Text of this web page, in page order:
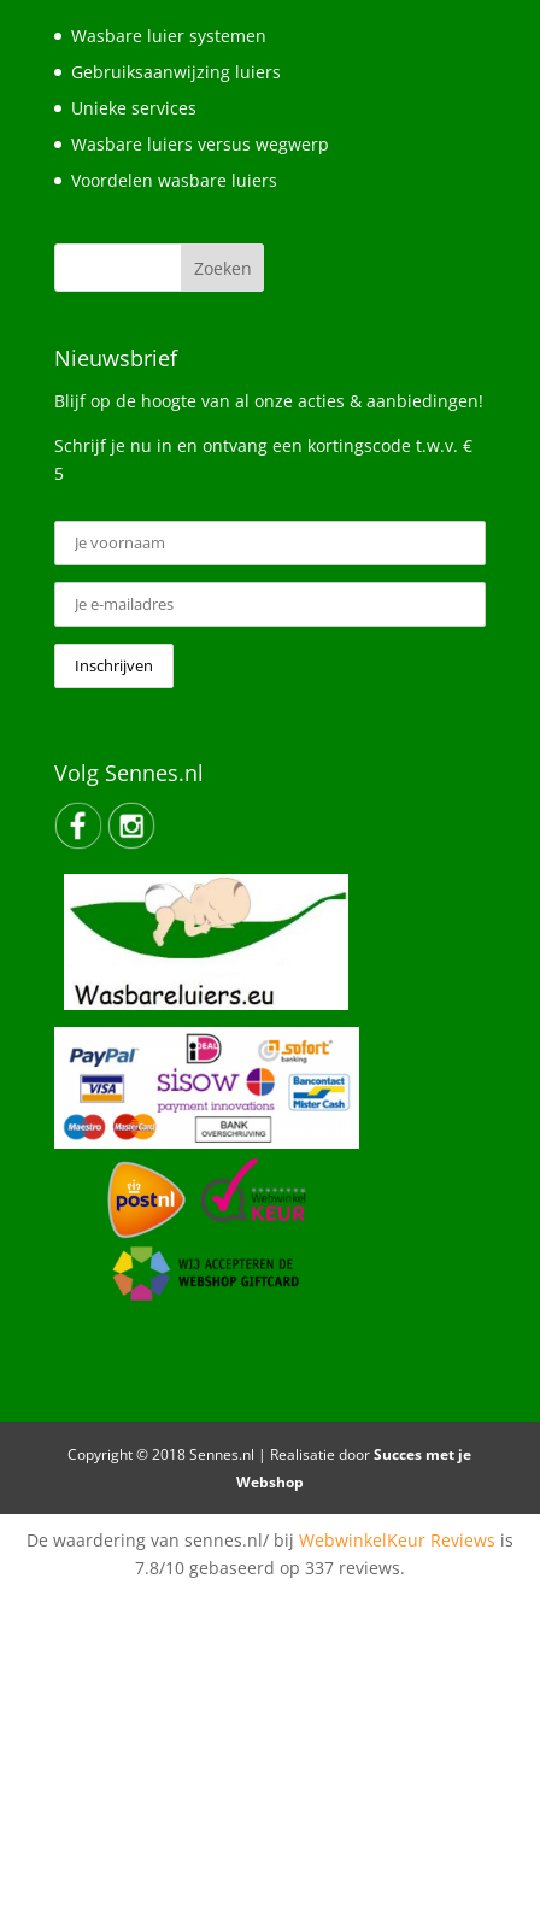
Wasbare luier systemen
Gebruiksaanwijzing luiers
Unieke services
Wasbare luiers versus wegwerp
Voordelen wasbare luiers
Nieuwsbrief
Blijf op de hoogte van al onze acties & aanbiedingen!
Schrijf je nu in en ontvang een kortingscode t.w.v. €
5
Volg Sennes.nl
Copyright © 2018 Sennes.nl | Realisatie doorSucces met je
Webshop
De waardering van sennes.nl/ bij WebwinkelKeur Reviews is
7.8/10 gebaseerd op 337 reviews.